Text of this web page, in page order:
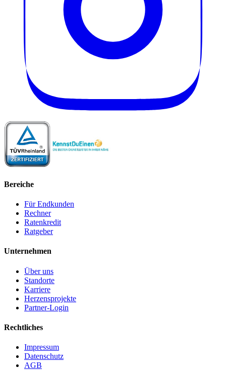
Bereiche
Für Endkunden
Rechner
Ratenkredit
Ratgeber
Unternehmen
Über uns
Standorte
Karriere
Herzensprojekte
Partner-Login
Rechtliches
Impressum
Datenschutz
AGB